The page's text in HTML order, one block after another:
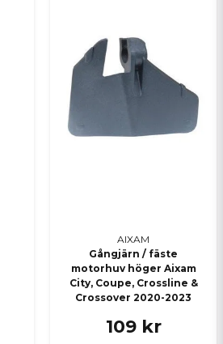
AIXAM
Gångjärn / fäste
motorhuv höger Aixam
City, Coupe, Crossline &
Crossover 2020-2023
109 kr
Skicka en fråga